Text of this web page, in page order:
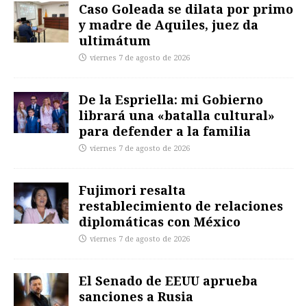
Caso Goleada se dilata por primo
y madre de Aquiles, juez da
ultimátum
viernes 7 de agosto de 2026
De la Espriella: mi Gobierno
librará una «batalla cultural»
para defender a la familia
viernes 7 de agosto de 2026
Fujimori resalta
restablecimiento de relaciones
diplomáticas con México
viernes 7 de agosto de 2026
El Senado de EEUU aprueba
sanciones a Rusia